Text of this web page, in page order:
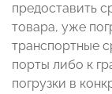
предоставить
товара, уже
транспортные
порты либо к
погрузки в